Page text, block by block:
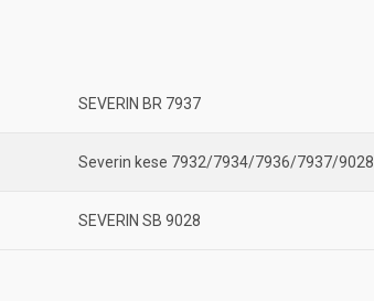
SEVERIN BR 7937
Severin kese 7932/7934/7936/7937/9028
SEVERIN SB 9028